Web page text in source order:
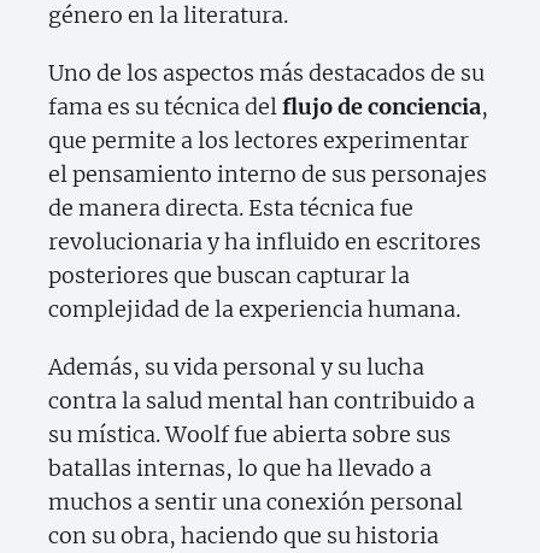
género en la literatura.
Uno de los aspectos más destacados de su
fama es su técnica delflujo de conciencia,
que permite a los lectores experimentar
el pensamiento interno de sus personajes
de manera directa. Esta técnica fue
revolucionaria y ha influido en escritores
posteriores que buscan capturar la
complejidad de la experiencia humana.
Además, su vida personal y su lucha
contra la salud mental han contribuido a
su mística. Woolf fue abierta sobre sus
batallas internas, lo que ha llevado a
muchos a sentir una conexión personal
con su obra, haciendo que su historia